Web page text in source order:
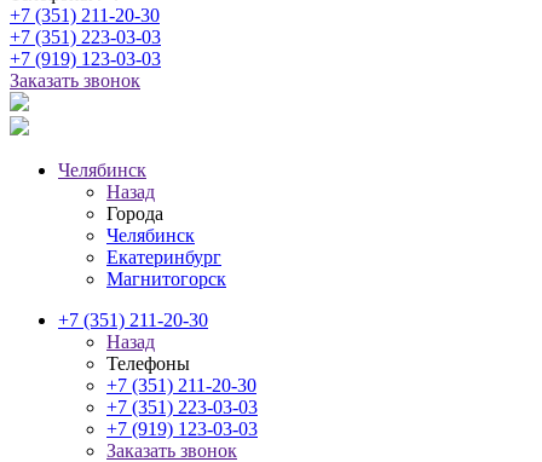
+7 (351) 211-20-30
+7 (351) 223-03-03
+7 (919) 123-03-03
Заказать звонок
Челябинск
Назад
Города
Челябинск
Екатеринбург
Магнитогорск
+7 (351) 211-20-30
Назад
Телефоны
+7 (351) 211-20-30
+7 (351) 223-03-03
+7 (919) 123-03-03
Заказать звонок